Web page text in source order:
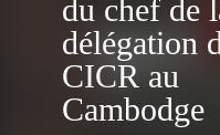
du chef de
délégation
CICR au
Cambodge